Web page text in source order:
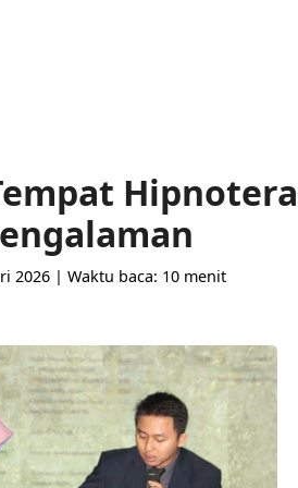
2026 | Waktu baca: 10 menit